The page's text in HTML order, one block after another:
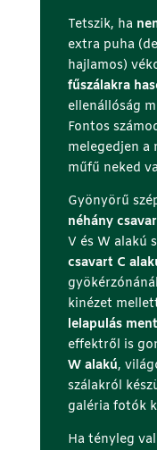
Tetszik, ha
extra puha
hajlamos)
fűszálakra
ellenállóság
Fontos
melegedjen a
műfű neked
Gyönyörű
néhány
V és W alakú
csavart C
kinézet
lelapulás
effektről is
W alakú,
szálakról
galéria fotók
Ha tényleg